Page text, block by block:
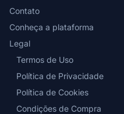
Contato
Conheça a plataforma
Legal
Termos de Uso
Política de Privacidade
Política de Cookies
Condições de Compra